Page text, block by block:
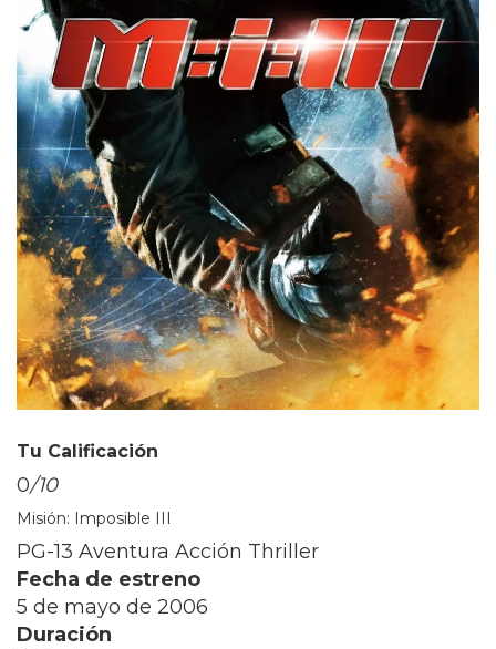
Tu Calificación
0/10
Misión: Imposible III
PG-13 Aventura Acción Thriller
Fecha de estreno
5 de mayo de 2006
Duración